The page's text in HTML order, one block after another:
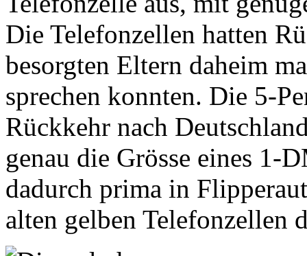
Die Telefonzellen hatten
besorgten Eltern daheim
sprechen konnten. Die 5-
Rückkehr nach
genau die Grösse eines 1-
dadurch prima in
alten gelben Telefonzellen